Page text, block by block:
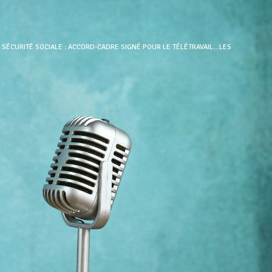
SOCIALE : ACCORD-CADRE SIGNÉ POUR LE TÉLÉTRAVAIL…LES